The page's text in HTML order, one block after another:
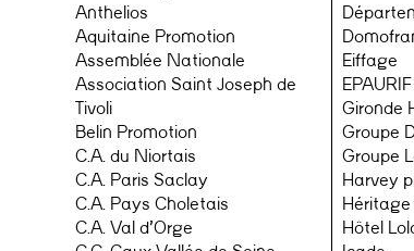
Anthelios
Aquitaine Promotion
Assemblée Nationale
Association Saint Joseph de
Tivoli
Belin Promotion
C.A. du Niortais
C.A. Paris Saclay
C.A. Pays Choletais
C.A. Val d’Orge
Eiffage
EPAURIF
Gironde
Groupe
Groupe
Harvey
Héritage
Hôtel